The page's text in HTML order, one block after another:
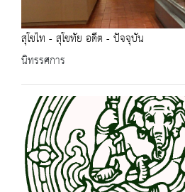
สุโขไท - สุโขทัย อดีต - ปัจจุบัน
นิทรรศการ